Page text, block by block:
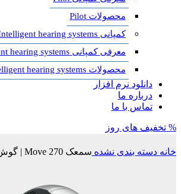
محصولات Pilot
کمپانی Intelligent hearing systems
معرفی کمپانی Intelligent hearing systems
محصولات Intelligent hearing systems
دانلود نرم افزار
درباره ما
تماس با ما
% تخفیف های روز
خانه دسته بندی نشده سمعک Move 270 | گوش چپ